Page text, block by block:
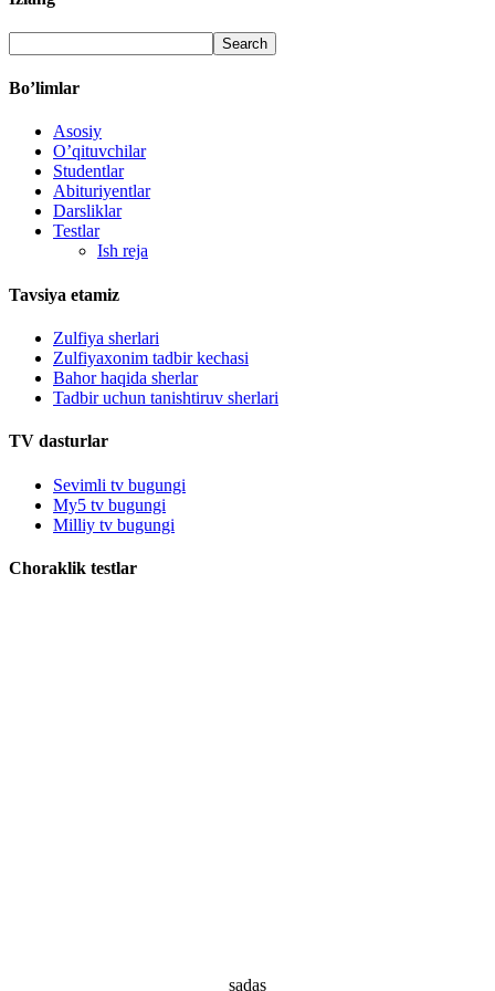
Bo’limlar
Asosiy
O’qituvchilar
Studentlar
Abituriyentlar
Darsliklar
Testlar
Ish reja
Tavsiya etamiz
Zulfiya sherlari
Zulfiyaxonim tadbir kechasi
Bahor haqida sherlar
Tadbir uchun tanishtiruv sherlari
TV dasturlar
Sevimli tv bugungi
My5 tv bugungi
Milliy tv bugungi
Choraklik testlar
sadas